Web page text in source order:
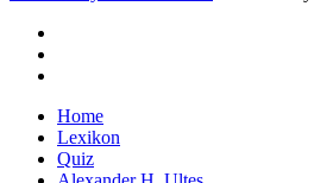
Home
Lexikon
Quiz